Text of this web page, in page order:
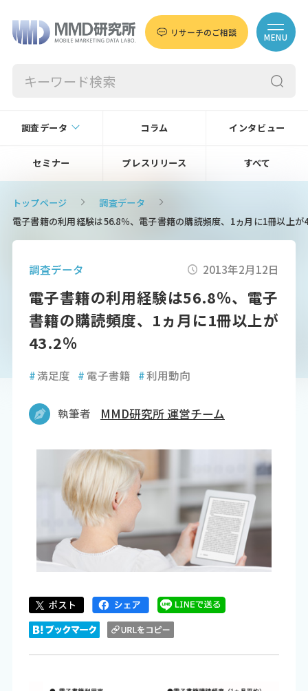
リサーチのご相談 MENU
調査データ コラム インタビュー
セミナー プレスリリース すべて
トップページ
調査データ
電子書籍の利用経験は56.8％、電子書籍の購読頻度、1ヵ月に1冊以上が
調査データ 2013年2月12日
電子書籍の利用経験は56.8％、電子
書籍の購読頻度、1ヵ月に1冊以上が
43.2％
#満足度 # 電子書籍 #利用動向
執筆者 MMD研究所 運営チーム